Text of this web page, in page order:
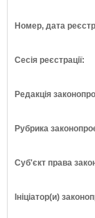
Номер, дата
Сесія реєстрації:
Редакція
Рубрика
Суб'єкт права
Ініціатор(и)